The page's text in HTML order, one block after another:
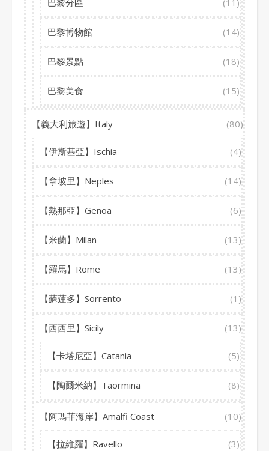
巴黎分區 (11)
巴黎博物館 (14)
巴黎景點 (18)
巴黎美食 (15)
【義大利旅遊】Italy (80)
【伊斯基亞】Ischia (4)
【拿坡里】Neples (14)
【熱那亞】Genoa (6)
【米蘭】Milan (13)
【羅馬】Rome (13)
【蘇蓮多】Sorrento (1)
【西西里】Sicily (13)
【卡塔尼亞】Catania (5)
【陶爾米納】Taormina (8)
【阿瑪菲海岸】Amalfi Coast (10)
【拉維羅】Ravello (3)